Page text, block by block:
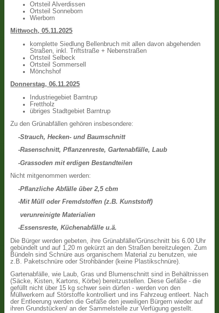
Ortsteil Alverdissen
Ortsteil Sonneborn
Wierborn
Mittwoch, 05.11.2025
komplette Siedlung Bellenbruch mit allen davon abgehenden
Straßen, inkl. Triftstraße + Nebenstraßen
Ortsteil Selbeck
Ortsteil Sommersell
Mönchshof
Donnerstag, 06.11.2025
Industriegebiet Barntrup
Frettholz
übriges Stadtgebiet Barntrup
Zu den Grünabfällen gehören insbesondere:
-Strauch, Hecken- und Baumschnitt
-Rasenschnitt, Pflanzenreste, Gartenabfälle, Laub
-Grassoden mit erdigen Bestandteilen
Nicht mitgenommen werden:
-Pflanzliche Abfälle über 2,5 cbm
-Mit Müll oder Fremdstoffen (z.B. Kunststoff)
verunreinigte Materialien
-Essensreste, Küchenabfälle u.ä.
Die Bürger werden gebeten, ihre Grünabfälle/Grünschnitt bis 6.00 Uhr
gebündelt und auf 1,20 m gekürzt an den Straßen bereitzulegen. Zum
Bündeln sind Schnüre aus organischem Material zu benutzen, wie
z.B. Paketschnüre oder Strohbänder (keine Plastikschnüre).
Gartenabfälle, wie Laub, Gras und Blumenschnitt sind in Behältnissen
(Säcke, Kisten, Kartons, Körbe) bereitzustellen. Diese Gefäße - die
gefüllt nicht über 15 kg schwer sein dürfen - werden von den
Müllwerkern auf Störstoffe kontrolliert und ins Fahrzeug entleert. Nach
der Entleerung werden die Gefäße den jeweiligen Bürgern wieder auf
ihren Grundstücken/ an der Sammelstelle zur Verfügung gestellt.